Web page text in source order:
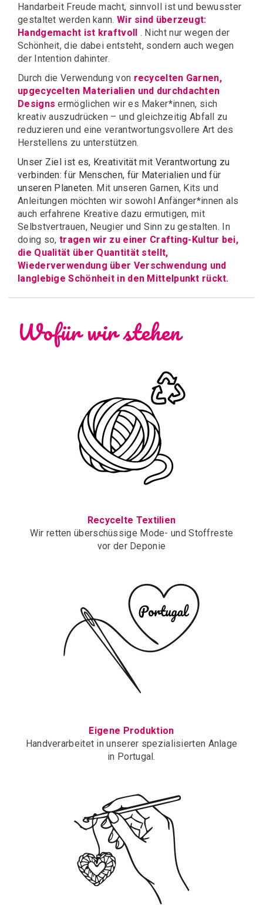
Handarbeit Freude macht, sinnvoll ist und bewusster
gestaltet werden kann. Wir sind überzeugt:
Handgemacht ist kraftvoll . Nicht nur wegen der
Schönheit, die dabei entsteht, sondern auch wegen
der Intention dahinter.
Durch die Verwendung von recycelten Garnen,
upgecycelten Materialien und durchdachten
Designsermöglichen wir es Maker*innen, sich
kreativ auszudrücken – und gleichzeitig Abfall zu
reduzieren und eine verantwortungsvollere Art des
Herstellens zu unterstützen.
Unser Ziel ist es, Kreativität mit Verantwortung zu
verbinden: für Menschen, für Materialien und für
unseren Planeten. Mit unseren Garnen, Kits und
Anleitungen möchten wir sowohl Anfänger*innen als
auch erfahrene Kreative dazu ermutigen, mit
Selbstvertrauen, Neugier und Sinn zu gestalten. In
doing so, tragen wir zu einer Crafting-Kultur bei,
die Qualität über Quantität stellt,
Wiederverwendung über Verschwendung und
langlebige Schönheit in den Mittelpunkt rückt.
Wofür wir stehen
Recycelte Textilien
Wir retten überschüssige Mode- und Stoffreste
vor der Deponie
Eigene Produktion
Handverarbeitet in unserer spezialisierten Anlage
in Portugal.